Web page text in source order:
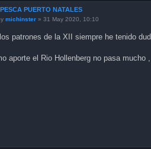
PUERTO NATALES
michinster» 31 May 2020, 10:10
patrones de la XII siempre he tenido
aporte el Rio Hollenberg no pasa